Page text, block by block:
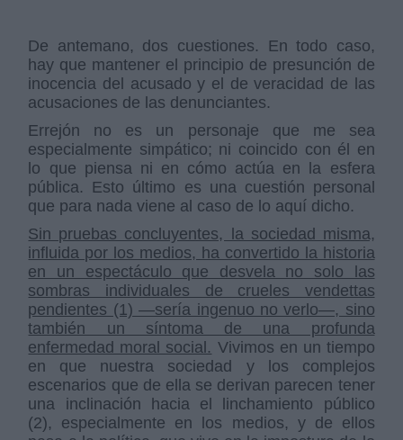
De antemano, dos cuestiones. En todo caso,
hay que mantener el principio de presunción de
inocencia del acusado y el de veracidad de las
acusaciones de las denunciantes.
Errejón no es un personaje que me sea
especialmente simpático; ni coincido con él en
lo que piensa ni en cómo actúa en la esfera
pública. Esto último es una cuestión personal
que para nada viene al caso de lo aquí dicho.
Sin pruebas concluyentes, la sociedad misma,
influida por los medios, ha convertido la historia
en un espectáculo que desvela no solo las
sombras individuales de crueles vendettas
pendientes (1) —sería ingenuo no verlo—, sino
también un síntoma de una profunda
enfermedad moral social. Vivimos en un tiempo
en que nuestra sociedad y los complejos
escenarios que de ella se derivan parecen tener
una inclinación hacia el linchamiento público
(2), especialmente en los medios, y de ellos